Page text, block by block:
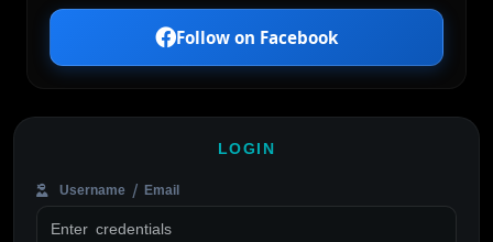
Follow on Facebook
LOGIN
Username / Email